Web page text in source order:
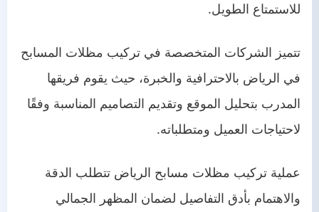
للاستمتاع الطويل.
تتميز الشركات المتخصصة في تركيب مظلات المسابح
في الرياض بالاحترافية والخبرة، حيث يقوم فريقها
المدرب بتحليل الموقع وتقديم التصاميم المناسبة وفقًا
لاحتياجات العميل ومتطلباته.
عملية تركيب مظلات مسابح الرياض تتطلب الدقة
والاهتمام بأدق التفاصيل لضمان المظهر الجمالي